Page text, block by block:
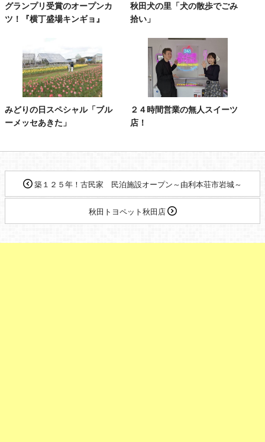
グランプリ受賞のオープンカ
ツ！『横丁盛場キンギョ』
秋田犬の里「犬の散歩でごみ
拾い」
みどりの日スペシャル「ブル
ーメッセあきた」
２４時間営業の無人スイーツ
店！
築１２５年！古民家 民泊施設オープン～由利本荘市岩城～
秋田トヨペット秋田店